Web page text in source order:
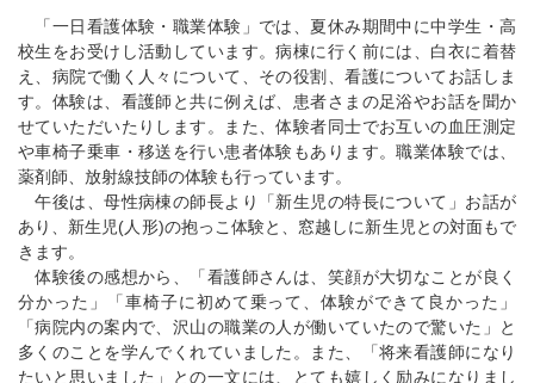
「一日看護体験・職業体験」では、夏休み期間中に中学生・高
校生をお受けし活動しています。病棟に行く前には、白衣に着替
え、病院で働く人々について、その役割、看護についてお話しま
す。体験は、看護師と共に例えば、患者さまの足浴やお話を聞か
せていただいたりします。また、体験者同士でお互いの血圧測定
や車椅子乗車・移送を行い患者体験もあります。職業体験では、
薬剤師、放射線技師の体験も行っています。
午後は、母性病棟の師長より「新生児の特長について」お話が
あり、新生児(人形)の抱っこ体験と、窓越しに新生児との対面もで
きます。
体験後の感想から、「看護師さんは、笑顔が大切なことが良く
分かった」「車椅子に初めて乗って、体験ができて良かった」
「病院内の案内で、沢山の職業の人が働いていたので驚いた」と
多くのことを学んでくれていました。また、「将来看護師になり
たいと思いました」との一文には、とても嬉しく励みになりまし